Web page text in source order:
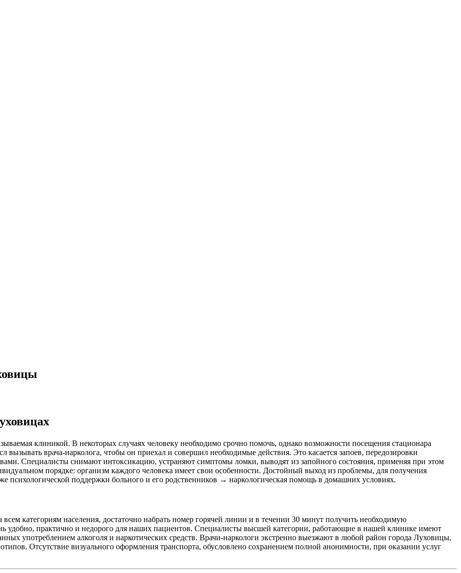
клиникой. В некоторых случаях человеку необходимо срочно помочь, однако возможности посещения стационара
врача-нарколога, чтобы он приехал и совершил необходимые действия. Это касается запоев, передозировки
Специалисты снимают интоксикацию, устраняют симптомы ломки, выводят из запойного состояния, применяя при этом
порядке: организм каждого человека имеет свои особенности. Достойный выход из проблемы, для получения
психологической поддержки больного и его родственников → наркологическая помощь в домашних условиях.
категориям населения, достаточно набрать номер горячей линии и в течении 30 минут получить необходимую
удобно, практично и недорого для наших пациентов. Специалисты высшей категории, работающие в нашей клинике имеют
употреблением алкоголя и наркотических средств. Врачи-наркологи экстренно выезжают в любой район города Луховицы,
Отсутствие визуального оформления транспорта, обусловлено сохранением полной анонимности, при оказании услуг